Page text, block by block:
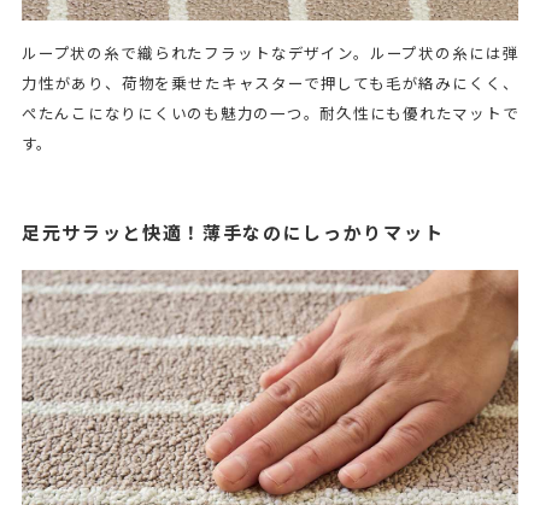
ループ状の糸で織られたフラットなデザイン。ループ状の糸には弾
力性があり、荷物を乗せたキャスターで押しても毛が絡みにくく、
ぺたんこになりにくいのも魅力の一つ。耐久性にも優れたマットで
す。
足元サラッと快適！薄手なのにしっかりマット